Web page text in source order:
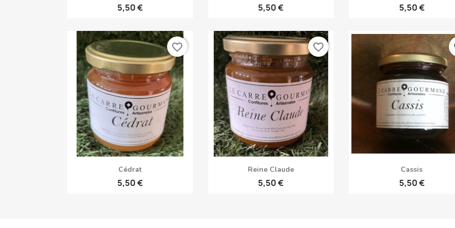
5,50 € 5,50 € 5,50 €
Aperçu rapide
Cédrat
5,50 €
favorite_border
Aperçu rapide
Reine Claude
5,50 €
favorite_border
Aperçu rapide
Cassis
5,50 €